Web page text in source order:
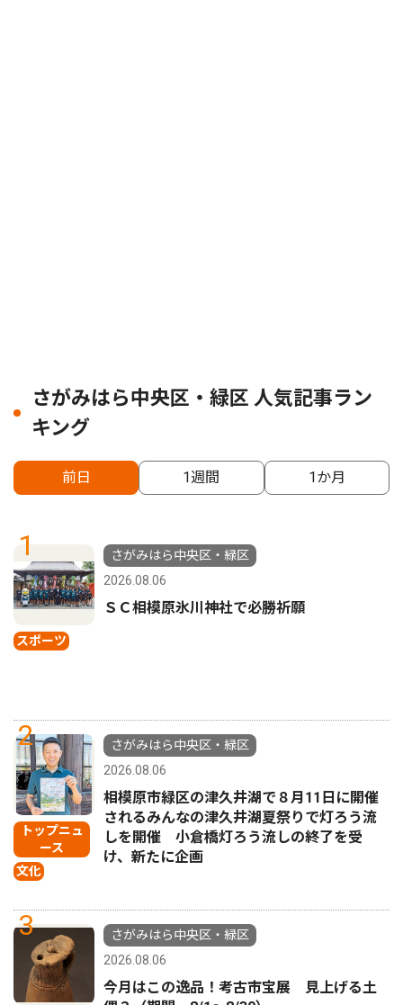
さがみはら中央区・緑区 人気記事ラン
キング
前日 1週間 1か月
1
スポーツ
さがみはら中央区・緑区
2026.08.06
ＳＣ相模原氷川神社で必勝祈願
2
トップニュ
ース
文化
さがみはら中央区・緑区
2026.08.06
相模原市緑区の津久井湖で８月11日に開催
されるみんなの津久井湖夏祭りで灯ろう流
しを開催 小倉橋灯ろう流しの終了を受
け、新たに企画
3
さがみはら中央区・緑区
2026.08.06
今月はこの逸品！考古市宝展 見上げる土